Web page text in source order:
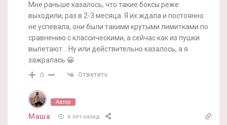
Мне раньше казалось, что такие боксы реже
выходили, раз в 2-3 месяца. Я их ждала и постоянно
не успевала, они были такими крутыми лимитками по
сравнению с классическими, а сейчас как из пушки
вылетают… Ну или действительно казалось, а я
зажралась 😀
0 Ответить
Автор
Маша 6 лет назад